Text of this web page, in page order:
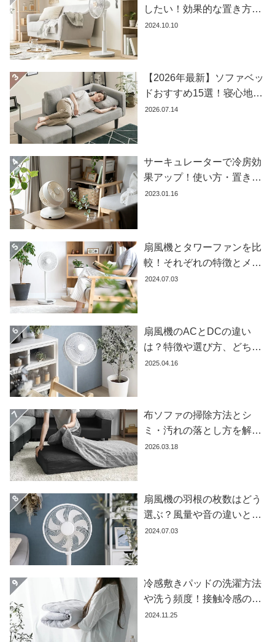
ン
テ
ア
ー
デ
ー
ト
か
ら
探
シ
ョ
ン
ガ
イ
お
支
払
い
つ
い
配
に
つ
い
したい！効果的な置き方と
おすすめ商品を紹介します
2024.10.10
【2026年最新】ソファベッ
ドおすすめ15選！寝心地で
失敗しない選び方
2026.07.14
サーキュレーターで冷房効
果アップ！使い方・置き場
所・風向きを徹底解説
2023.01.16
扇風機とタワーファンを比
較！それぞれの特徴とメリ
ット・デメリットを解説し
2024.07.03
扇風機のACとDCの違い
は？特徴や選び方、どちら
が良いかを徹底解説【おす
2025.04.16
布ソファの掃除方法とシ
ミ・汚れの落とし方を解説
【自分でできる】
2026.03.18
扇風機の羽根の枚数はどう
選ぶ？風量や音の違いとお
すすめ商品7選
2024.07.03
冷感敷きパッドの洗濯方法
や洗う頻度！接触冷感の効
果を下げないお手入れ方法
2024.11.25